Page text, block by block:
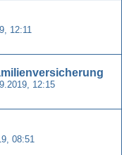
12:11
12:15
08:51